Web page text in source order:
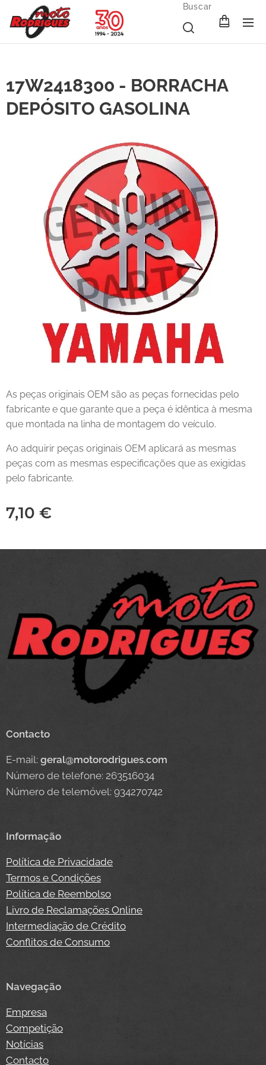
Buscar
17W2418300 - BORRACHA
DEPÓSITO GASOLINA
As peças originais OEM são as peças fornecidas pelo
fabricante e que garante que a peça é idêntica à mesma
que montada na linha de montagem do veículo.
Ao adquirir peças originais OEM aplicará as mesmas
peças com as mesmas especificações que as exigidas
pelo fabricante.
7,10 €
Contacto
E-mail: geral@motorodrigues.com
Número de telefone: 263516034
Número de telemóvel: 934270742
Informação
Política de Privacidade
Termos e Condições
Política de Reembolso
Livro de Reclamações Online
Intermediação de Crédito
Conflitos de Consumo
Navegação
Empresa
Competição
Notícias
Contacto